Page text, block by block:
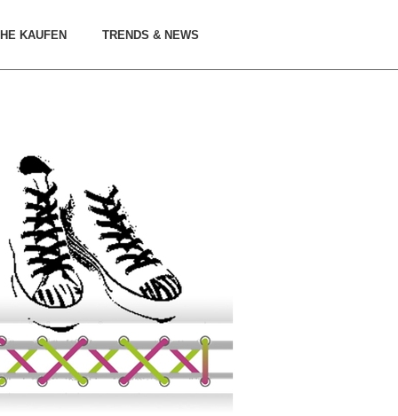
KAUFEN TRENDS & NEWS